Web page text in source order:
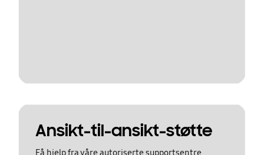
Ansikt-til-ansikt-støtte
Få hjelp fra våre autoriserte supportsentre